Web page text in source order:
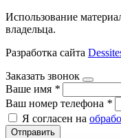
Использование
владельца.
Разработка сайта
Заказать звонок
Ваше имя *
Ваш номер телефона *
Я согласен на
Отправить